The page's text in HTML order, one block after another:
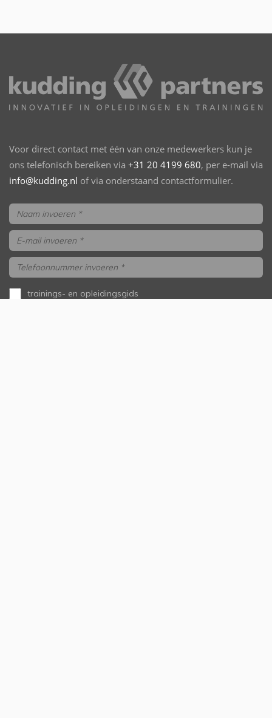
Voor direct contact met één van onze medewerkers kun je
ons telefonisch bereiken via +31 20 4199 680, per e-mail via
info@kudding.nl of via onderstaand contactformulier.
trainings- en opleidingsgids